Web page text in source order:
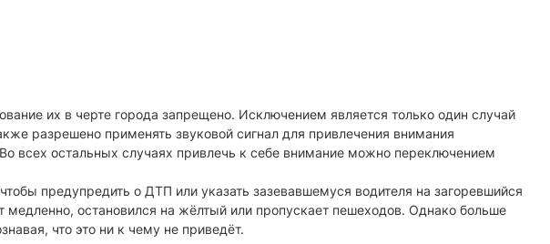
их в черте города запрещено. Исключением является только один случай
разрешено применять звуковой сигнал для привлечения внимания
Во всех остальных случаях привлечь к себе внимание можно переключением
предупредить о ДТП или указать зазевавшемуся водителя на загоревшийся
остановился на жёлтый или пропускает пешеходов. Однако больше
что это ни к чему не приведёт.